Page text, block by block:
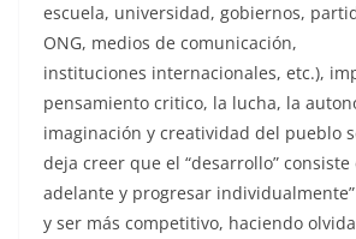
escuela, universidad, gobiernos,
ONG, medios de comunicación,
instituciones internacionales, etc.),
pensamiento critico, la lucha, la
imaginación y creatividad del pueblo
deja creer que el “desarrollo” consiste
adelante y progresar
y ser más competitivo, haciendo